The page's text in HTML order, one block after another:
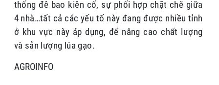
thống đê bao kiên cố, sự phối hợp chặt chẽ giữa
4 nhà…tất cả các yếu tố này đang được nhiều tỉnh
ở khu vực này áp dụng, để nâng cao chất lượng
và sản lượng lúa gạo.
AGROINFO